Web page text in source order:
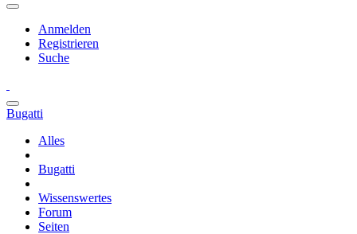
Anmelden
Registrieren
Suche
Bugatti
Alles
Bugatti
Wissenswertes
Forum
Seiten